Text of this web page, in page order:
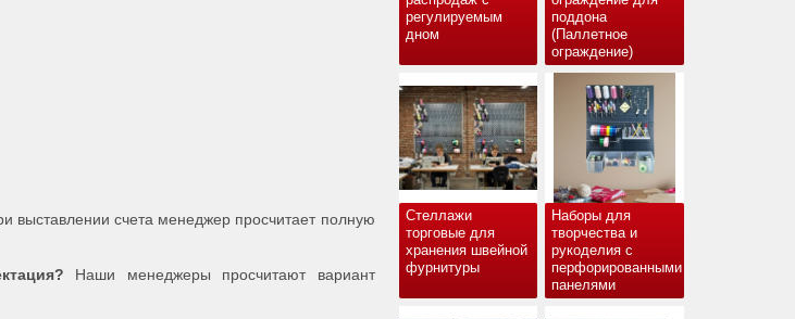
регулируемым
дном
поддона
(Паллетное
ограждение)
Стеллажи
торговые для
хранения швейной
фурнитуры
Наборы для
творчества и
рукоделия с
перфорированными
панелями
выставлении счета менеджер просчитает полную
Наши менеджеры просчитают вариант